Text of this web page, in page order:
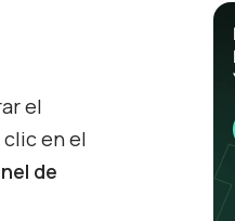
el
en el
de